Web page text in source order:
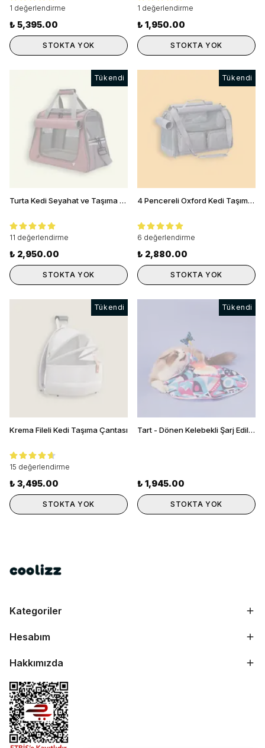
1 değerlendirme
₺ 5,395.00
STOKTA YOK
1 değerlendirme
₺ 1,950.00
STOKTA YOK
Tükendi
Turta Kedi Seyahat ve Taşıma Çantası
11 değerlendirme
₺ 2,950.00
STOKTA YOK
Tükendi
4 Pencereli Oxford Kedi Taşıma Çantası
6 değerlendirme
₺ 2,880.00
STOKTA YOK
Tükendi
Krema Fileli Kedi Taşıma Çantası
15 değerlendirme
₺ 3,495.00
STOKTA YOK
Tükendi
Tart - Dönen Kelebekli Şarj Edilebilir Kedi Oyuncağı
₺ 1,945.00
STOKTA YOK
Kategoriler
Hesabım
Hakkımızda